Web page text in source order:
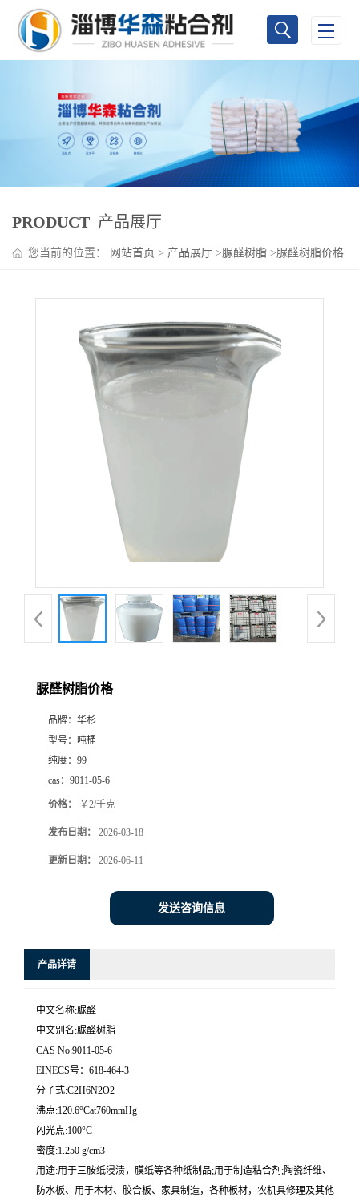
PRODUCT 产品展厅
您当前的位置： 网站首页 > 产品展厅 >脲醛树脂 >脲醛树脂价格
脲醛树脂价格
品牌： 华杉
型号： 吨桶
纯度： 99
cas： 9011-05-6
价格： ￥2/千克
发布日期： 2026-03-18
更新日期： 2026-06-11
发送咨询信息
产品详请
中文名称:脲醛
中文别名:脲醛树脂
CAS No:9011-05-6
EINECS号：618-464-3
分子式:C2H6N2O2
沸点:120.6°Cat760mmHg
闪光点:100°C
密度:1.250 g/cm3
用途:用于三胺纸浸渍，膜纸等各种纸制品;用于制造粘合剂;陶瓷纤维、
防水板、用于木材、胶合板、家具制造，各种板材，农机具修理及其他